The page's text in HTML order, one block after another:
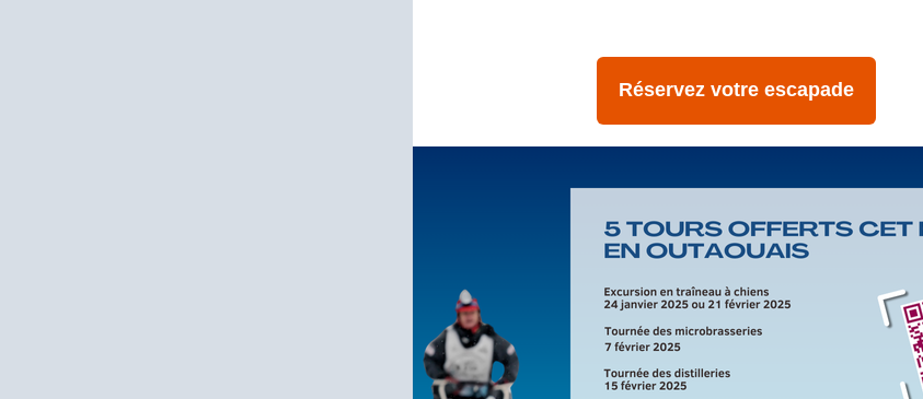
Réservez votre escapade